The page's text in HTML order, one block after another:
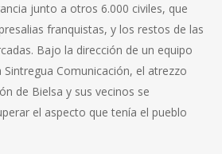
junto a otros 6.000 civiles, que
franquistas, y los restos de las
Bajo la dirección de un equipo
Comunicación, el atrezzo
de Bielsa y sus vecinos se
el aspecto que tenía el pueblo